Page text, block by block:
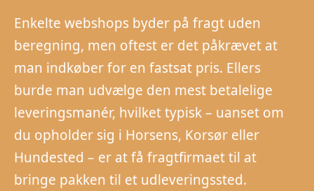
Enkelte webshops byder på fragt uden
beregning, men oftest er det påkrævet at
man indkøber for en fastsat pris. Ellers
burde man udvælge den mest betalelige
leveringsmanér, hvilket typisk – uanset om
du opholder sig i Horsens, Korsør eller
Hundested – er at få fragtfirmaet til at
bringe pakken til et udleveringssted.